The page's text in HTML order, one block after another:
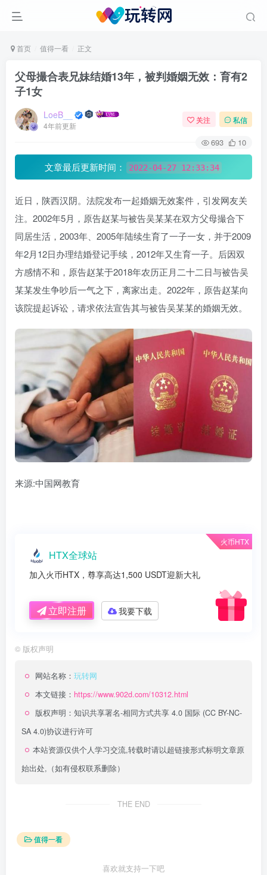
首页 值得一看 正文
父母撮合表兄妹结婚13年，被判婚姻无效：育有2
子1女
LoeB__
4年前更新
关注 私信
693 10
文章最后更新时间： 2022-04-27 12:33:34
近日，陕西汉阴。法院发布一起婚姻无效案件，引发网友关
注。2002年5月，原告赵某与被告吴某某在双方父母撮合下
同居生活，2003年、2005年陆续生育了一子一女，并于2009
年2月12日办理结婚登记手续，2012年又生育一子。后因双
方感情不和，原告赵某于2018年农历正月二十二日与被告吴
某某发生争吵后一气之下，离家出走。2022年，原告赵某向
该院提起诉讼，请求依法宣告其与被告吴某某的婚姻无效。
来源:中国网教育
火币HTX
HTX全球站
加入火币HTX，尊享高达1,500 USDT迎新大礼
立即注册 我要下载
© 版权声明
网站名称： 玩转网
本文链接： https://www.902d.com/10312.html
版权声明： 知识共享署名-相同方式共享 4.0 国际 (CC BY-NC-
SA 4.0)协议进行许可
本站资源仅供个人学习交流,转载时请以超链接形式标明文章原
始出处,（如有侵权联系删除）
THE END
值得一看
喜欢就支持一下吧